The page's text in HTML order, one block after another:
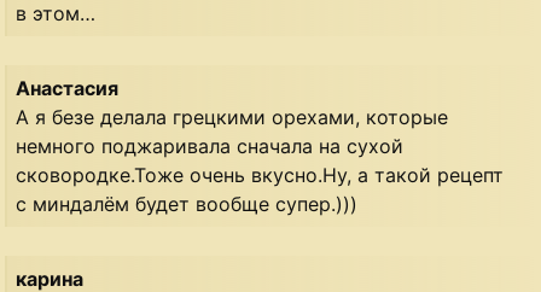
в этом…
Анастасия
А я безе делала грецкими орехами, которые
немного поджаривала сначала на сухой
сковородке.Тоже очень вкусно.Ну, а такой рецепт
с миндалём будет вообще супер.)))
карина